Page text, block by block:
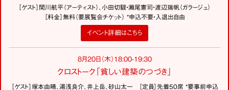
［ゲスト］関川航平（アーティスト）、小田切駿・瀬尾憲司・渡辺瑞帆（ガラージュ）
［料金］無料（要展覧会チケット） *申込不要・入退出自由
イベント詳細はこちら
8月20日（木）18:00-19:30
クロストーク「貧しい建築のつづき」
［ゲスト］塚本由晴、湯浅良介、井上岳、砂山太一 ［定員］先着50席 *要事前申込